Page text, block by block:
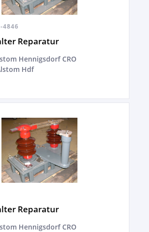
4846
Reparatur
Hennigsdorf CRO
Hdf
Reparatur
Hennigsdorf CRO